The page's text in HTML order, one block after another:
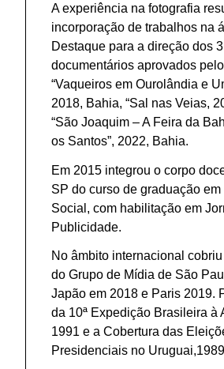
A experiência na fotografia
incorporação de trabalhos na
Destaque para a direção dos 3
documentários aprovados
“Vaqueiros em Ourolândia e
2018, Bahia, “Sal nas Veias,
“São Joaquim – A Feira da
os Santos”, 2022, Bahia.
Em 2015 integrou o corpo
SP do curso de graduação
Social, com habilitação em
Publicidade.
No âmbito internacional
do Grupo de Mídia de São
Japão em 2018 e Paris 2019.
da 10ª Expedição Brasileira à
1991 e a Cobertura das
Presidenciais no